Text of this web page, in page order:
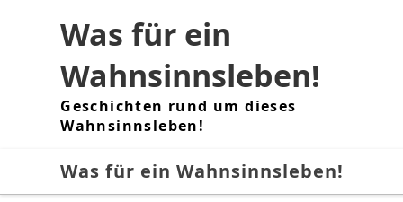
Was für ein
Wahnsinnsleben!
Geschichten rund um dieses
Wahnsinnsleben!
Was für ein Wahnsinnsleben!